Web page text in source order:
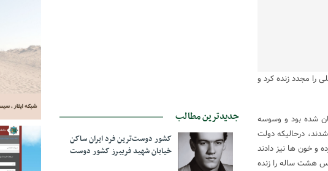
را مجدد زنده کرد و
شده بود و وسوسه
درحالیکه دولت
و خون ها نیز دادند
هشت ساله را زنده
جدیدترین مطالب
کشور دوست‌ترین فرد ایران ساکن
خیابان شهید فریبرز کشور دوست